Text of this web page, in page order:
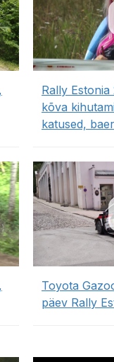
Rally
kõva
katused,
Toyota
päev Rally